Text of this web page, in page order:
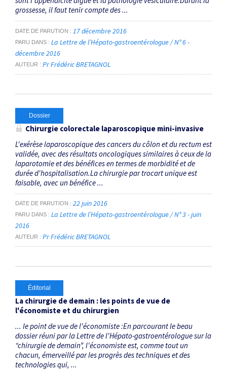
grossesse, il faut tenir compte des ...
DATE DE PARUTION 17 décembre 2016
PARU DANS
La Lettre de l’Hépato-gastroentérologue / N° 6 -
décembre 2016
AUTEUR Pr Frédéric BRETAGNOL
Dossier
Chirurgie colorectale laparoscopique mini-invasive
L'exérèse laparoscopique des cancers du côlon et du rectum est
validée, avec des résultats oncologiques similaires à ceux de la
laparotomie et des bénéfices en termes de morbidité et de
durée d'hospitalisation.La chirurgie par trocart unique est
faisable, avec un bénéfice ...
DATE DE PARUTION 22 juin 2016
PARU DANS
La Lettre de l’Hépato-gastroentérologue / N° 3 - juin
2016
AUTEUR Pr Frédéric BRETAGNOL
Éditorial
La chirurgie de demain : les points de vue de
l'économiste et du chirurgien
... le point de vue de l'économiste :En parcourant le beau
dossier réuni par la Lettre de l'Hépato-gastroentérologue sur la
“chirurgie de demain”, l'économiste est, comme tout un
chacun, émerveillé par les progrès des techniques et des
technologies qui, ...